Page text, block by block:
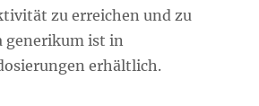
zu erreichen und zu
generikum ist in
erhältlich.